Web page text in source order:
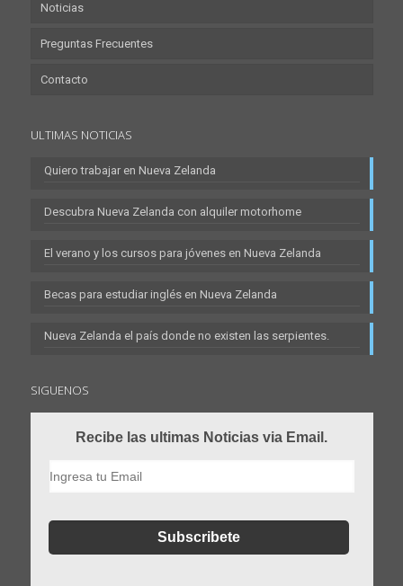
Noticias
Preguntas Frecuentes
Contacto
ULTIMAS NOTICIAS
Quiero trabajar en Nueva Zelanda
Descubra Nueva Zelanda con alquiler motorhome
El verano y los cursos para jóvenes en Nueva Zelanda
Becas para estudiar inglés en Nueva Zelanda
Nueva Zelanda el país donde no existen las serpientes.
SIGUENOS
Recibe las ultimas Noticias via Email.